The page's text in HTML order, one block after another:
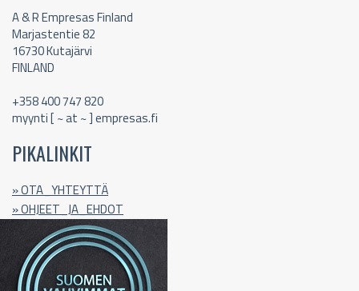
A & R Empresas Finland
Marjastentie 82
16730 Kutajärvi
FINLAND
+358 400 747 820
myynti [ ~ at ~ ] empresas.fi
PIKALINKIT
» OTA_YHTEYTTÄ
» OHJEET_JA_EHDOT